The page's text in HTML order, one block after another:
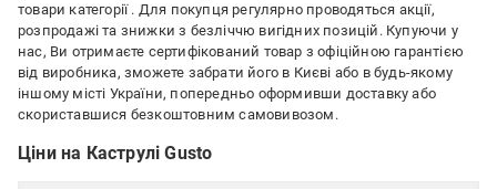
товари категорії . Для покупця регулярно проводяться акції,
розпродажі та знижки з безліччю вигідних позицій. Купуючи у
нас, Ви отримаєте сертифікований товар з офіційною гарантією
від виробника, зможете забрати його в Києві або в будь-якому
іншому місті України, попередньо оформивши доставку або
скориставшися безкоштовним самовивозом.
Ціни на Каструлі Gusto